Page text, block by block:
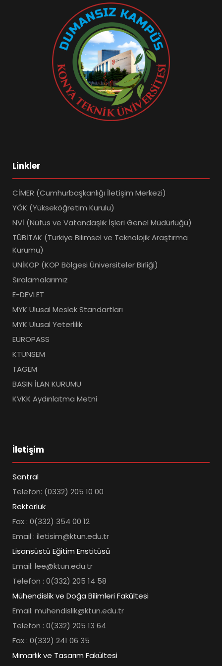
Linkler
CİMER (Cumhurbaşkanlığı İletişim Merkezi)
YÖK (Yükseköğretim Kurulu)
NVİ (Nüfus ve Vatandaşlık İşleri Genel Müdürlüğü)
TÜBİTAK (Türkiye Bilimsel ve Teknolojik Araştırma
Kurumu)
UNİKOP (KOP Bölgesi Üniversiteler Birliği)
Sıralamalarımız
E-DEVLET
MYK Ulusal Meslek Standartları
MYK Ulusal Yeterlilik
EUROPASS
KTÜNSEM
TAGEM
BASIN İLAN KURUMU
KVKK Aydınlatma Metni
İletişim
Santral
Telefon: (0332) 205 10 00
Rektörlük
Fax : 0(332) 354 00 12
Email : iletisim@ktun.edu.tr
Lisansüstü Eğitim Enstitüsü
Email: lee@ktun.edu.tr
Telefon : 0(332) 205 14 58
Mühendislik ve Doğa Bilimleri Fakültesi
Email: muhendislik@ktun.edu.tr
Telefon : 0(332) 205 13 64
Fax : 0(332) 241 06 35
Mimarlık ve Tasarım Fakültesi